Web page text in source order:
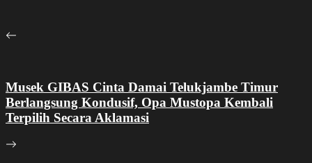
Musek GIBAS Cinta Damai Telukjambe Timur
Berlangsung Kondusif, Opa Mustopa Kembali
Terpilih Secara Aklamasi